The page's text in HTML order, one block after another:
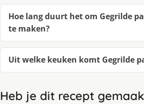
Hoe lang duurt het om Gegrilde
te maken?
Uit welke keuken komt Gegrilde
Heb je dit recept